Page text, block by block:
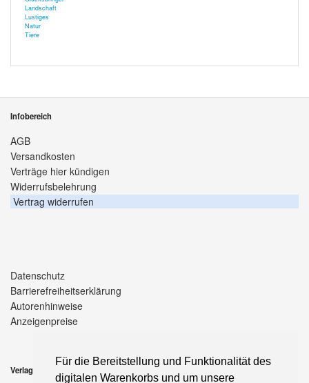
Für die Bereitstellung und Funktionalität des
digitalen Warenkorbs und um unsere
Landschaft
Lustiges
Natur
Tiere
Infobereich
AGB
Versandkosten
Verträge hier kündigen
Widerrufsbelehrung
Vertrag widerrufen
Datenschutz
Barrierefreiheitserklärung
Autorenhinweise
Anzeigenpreise
Verlag